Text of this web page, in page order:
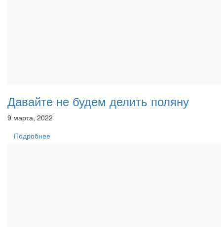
Давайте не будем делить поляну
9 марта, 2022
Подробнее